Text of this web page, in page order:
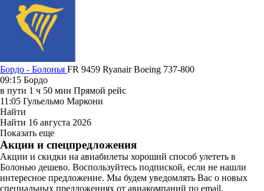
Бордо - Болонья FR 9459 RyanairBoeing 737-800
09:15 Бордо
в пути 1 ч 50 мин Прямой рейс
11:05 Гульельмо Маркони
Найти
Найти 16 августа 2026
Показать еще
Акции и спецпредложения
Акции и скидки на авиабилеты хороший способ улететь в
Болонью дешево. Воспользуйтесь подпиской, если не нашли
интересное предложение. Мы будем уведомлять Вас о новых
специальных предложениях от авиакомпаний по email.